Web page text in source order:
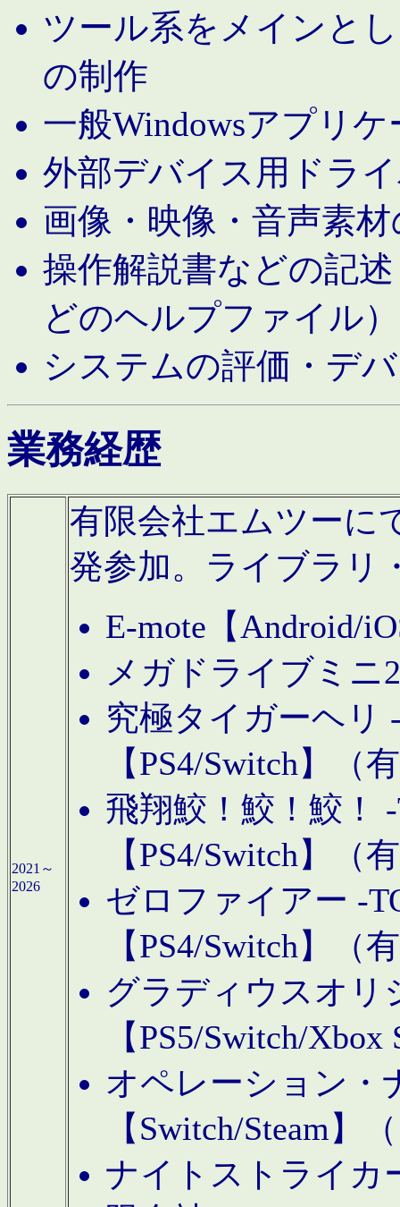
ツール系をメインと
の制作
一般Windowsアプリ
外部デバイス用ドラ
画像・映像・音声素
操作解説書などの記
どのヘルプファイル）
システムの評価・デ
業務経歴
2021～
2026
有限会社エムツーに
発参加。ライブラリ
E-mote【Android/
メガドライブミニ
究極タイガーヘリ
【PS4/Switch】（
飛翔鮫！鮫！鮫！
【PS4/Switch】（
ゼロファイアー -
【PS4/Switch】（
グラディウスオリ
【PS5/Switch/
オペレーション・
【Switch/Steam】
ナイトストライカ